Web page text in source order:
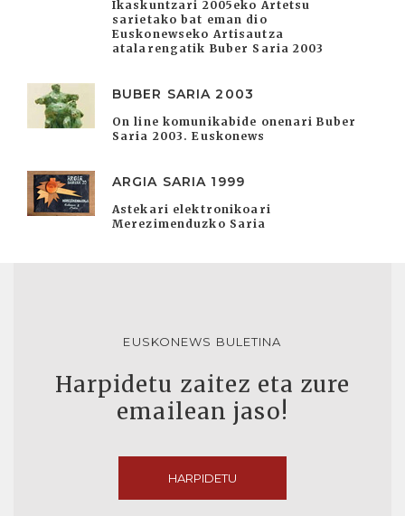
Ikaskuntzari 2005eko Artetsu
sarietako bat eman dio
Euskonewseko Artisautza
atalarengatik Buber Saria 2003
BUBER SARIA 2003
On line komunikabide onenari Buber
Saria 2003. Euskonews
ARGIA SARIA 1999
Astekari elektronikoari
Merezimenduzko Saria
EUSKONEWS BULETINA
Harpidetu zaitez eta zure
emailean jaso!
HARPIDETU